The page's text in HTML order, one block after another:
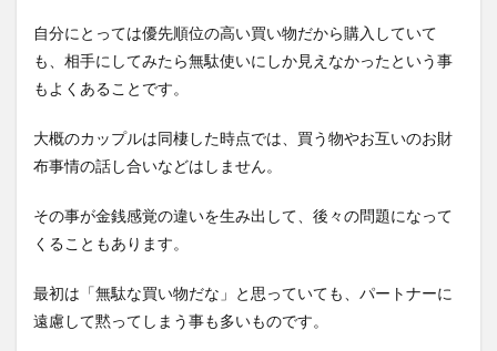
自分にとっては優先順位の高い買い物だから購入していて
も、相手にしてみたら無駄使いにしか見えなかったという事
もよくあることです。
大概のカップルは同棲した時点では、買う物やお互いのお財
布事情の話し合いなどはしません。
その事が金銭感覚の違いを生み出して、後々の問題になって
くることもあります。
最初は「無駄な買い物だな」と思っていても、パートナーに
遠慮して黙ってしまう事も多いものです。